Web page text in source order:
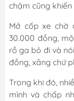
chậm cũng
Mở cốp xe chờ
30.000 đồng,
rồ ga bỏ đi và
đồng, xăng chứ
Trong khi đó,
mình và chấp